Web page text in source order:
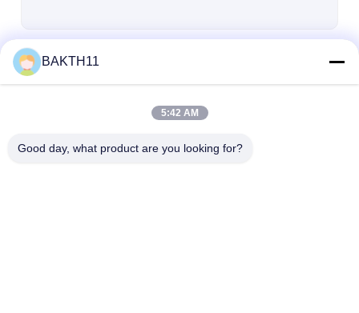
カスタマイズされたバッテリーパック
eのバイク電池のパック
BAKTH11
5:42 AM
Good day, what product are you looking for?